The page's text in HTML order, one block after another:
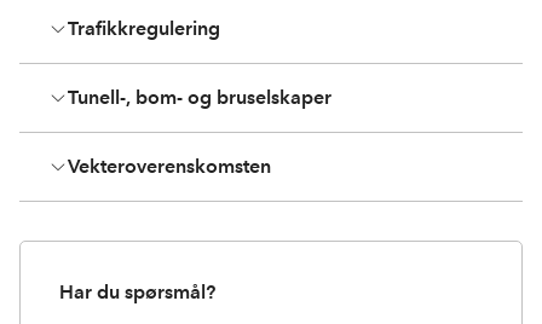
Trafikkregulering
Tunell-, bom- og bruselskaper
Vekteroverenskomsten
Har du spørsmål?